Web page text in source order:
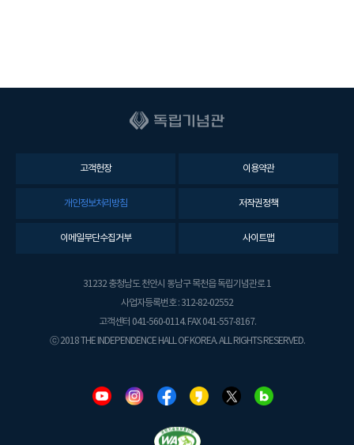
고객헌장 이용약관
개인정보처리방침 저작권정책
이메일무단수집거부 사이트맵
31232 충청남도 천안시 동남구 목천읍 독립기념관로 1
사업자등록번호 : 312-82-02552
고객센터 041-560-0114. FAX 041-557-8167.
ⓒ 2018 THE INDEPENDENCE HALL OF KOREA. ALL RIGHTS RESERVED.